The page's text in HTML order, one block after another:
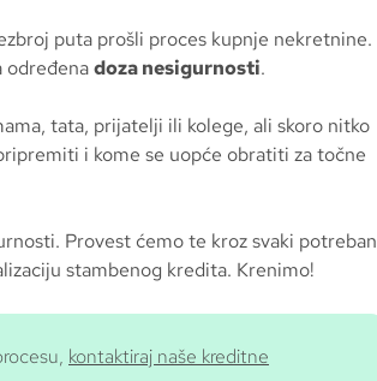
puta prošli proces kupnje nekretnine.
određenadoza nesigurnosti.
tata, prijatelji ili kolege, ali skoro nitko
i kome se uopće obratiti za točne
Provest ćemo te kroz svaki potreban
stambenog kredita. Krenimo!
kontaktiraj naše kreditne